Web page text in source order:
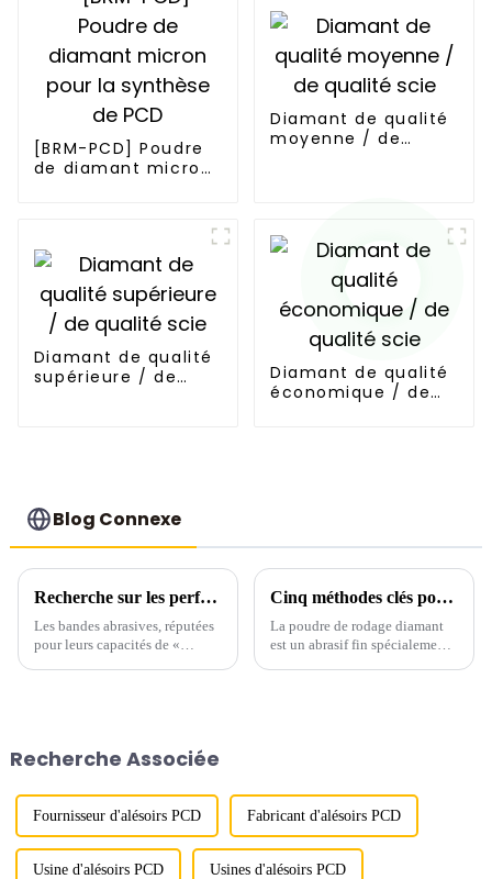
[BRM-PCD] Poudre
de diamant micron
Diamant de qualité
moyenne / de
Diamant de qualité
supérieure / de
Diamant de qualité
économique / de
Blog Connexe
Recherche sur les performances de meulage des bandes abrasives en nitrure de bore cubique (CBN)
Les bandes abrasives, réputées
pour leurs capacités de «
génération de chaleur plus
Cinq méthodes clés pour déterminer la qualité de la poudre de diamant
La poudre de rodage diamant
est un abrasif fin spécialement
Recherche Associée
Fournisseur d'alésoirs PCD Fabricant d'alésoirs PCD
Usine d'alésoirs PCD Usines d'alésoirs PCD